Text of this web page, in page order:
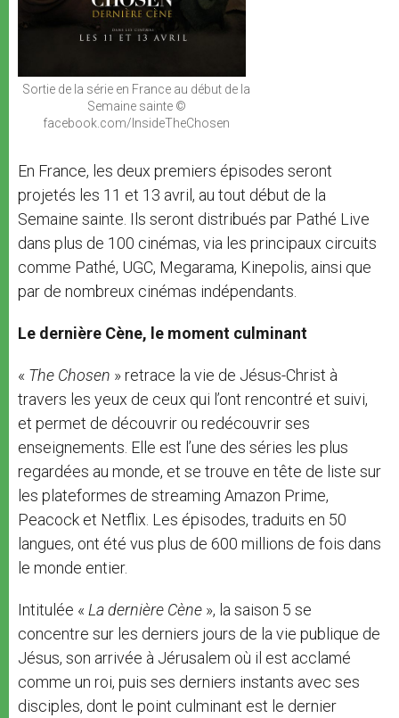
Sortie de la série en France au début de la
Semaine sainte ©
facebook.com/InsideTheChosen
En France, les deux premiers épisodes seront
projetés les 11 et 13 avril, au tout début de la
Semaine sainte. Ils seront distribués par Pathé Live
dans plus de 100 cinémas, via les principaux circuits
comme Pathé, UGC, Megarama, Kinepolis, ainsi que
par de nombreux cinémas indépendants.
Le dernière Cène, le moment culminant
« The Chosen » retrace la vie de Jésus-Christ à
travers les yeux de ceux qui l’ont rencontré et suivi,
et permet de découvrir ou redécouvrir ses
enseignements. Elle est l’une des séries les plus
regardées au monde, et se trouve en tête de liste sur
les plateformes de streaming Amazon Prime,
Peacock et Netflix. Les épisodes, traduits en 50
langues, ont été vus plus de 600 millions de fois dans
le monde entier.
Intitulée « La dernière Cène », la saison 5 se
concentre sur les derniers jours de la vie publique de
Jésus, son arrivée à Jérusalem où il est acclamé
comme un roi, puis ses derniers instants avec ses
disciples, dont le point culminant est le dernier